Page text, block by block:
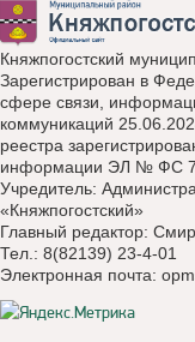
Княжпогостский
Зарегистрирован в
сфере связи,
коммуникаций
реестра
информации ЭЛ № ФС
Учредитель:
«Княжпогостский»
Главный редактор:
Тел.: 8(82139) 23-4-01
Электронная почта: